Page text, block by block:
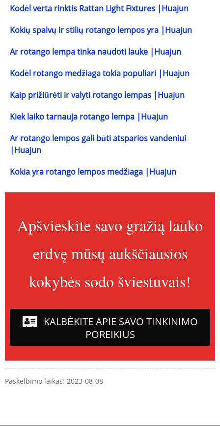
Kodėl verta rinktis Rattan Light Fixtures |Huajun
Kokių spalvų ir stilių rotango lempos yra |Huajun
Ar rotango lempa tinka naudoti lauke |Huajun
Kodėl rotango medžiaga tokia populiari |Huajun
Kaip prižiūrėti ir valyti rotango lempas |Huajun
Kiek laiko tarnauja rotango lempa |Huajun
Ar rotango lempos gali būti atsparios vandeniui
|Huajun
Kokia yra rotango lempos medžiaga |Huajun
Apšvieskite savo gražią lauko
erdvę mūsų aukščiausios
kokybės sodo šviestuvais!
KALBĖKITE APIE SAVO TINKINIMO
POREIKIUS
Paskelbimo laikas: 2023-08-08